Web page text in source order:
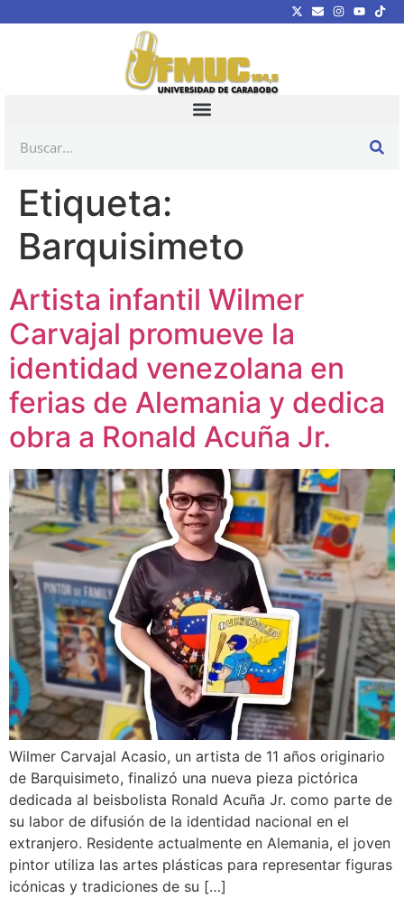
Etiqueta:
Barquisimeto
Artista infantil Wilmer
Carvajal promueve la
identidad venezolana en
ferias de Alemania y dedica
obra a Ronald Acuña Jr.
Wilmer Carvajal Acasio, un artista de 11 años originario
de Barquisimeto, finalizó una nueva pieza pictórica
dedicada al beisbolista Ronald Acuña Jr. como parte de
su labor de difusión de la identidad nacional en el
extranjero. Residente actualmente en Alemania, el joven
pintor utiliza las artes plásticas para representar figuras
icónicas y tradiciones de su […]